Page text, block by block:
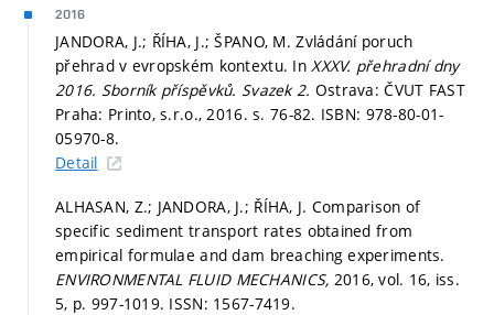
2016
JANDORA, J.; ŘÍHA, J.; ŠPANO, M. Zvládání poruch
přehrad v evropském kontextu. InXXXV. přehradní dny
2016. Sborník příspěvků. Svazek 2. Ostrava: ČVUT FAST
Praha: Printo, s.r.o., 2016.s. 76-82. ISBN: 978-80-01-
05970-8.
Detail
ALHASAN, Z.; JANDORA, J.; ŘÍHA, J. Comparison of
specific sediment transport rates obtained from
empirical formulae and dam breaching experiments.
ENVIRONMENTAL FLUID MECHANICS, 2016, vol. 16, iss.
5, p. 997-1019. ISSN: 1567-7419.